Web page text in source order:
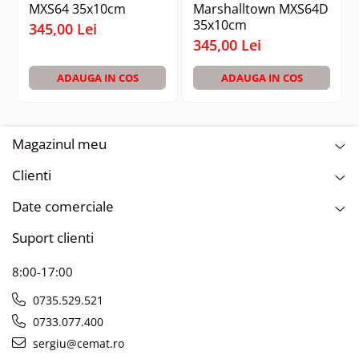
beton aerat, asigurând o suprafață netedă și
uniformă, gata pentru următoarele etape de
finisare. Datorită materialului ușor și
designului ergonomic, sunt potrivite atât
pentru profesioniști, cât și pentru amatori.
MXS64 35x10cm
345,00 Lei
ADAUGA IN COS
Marshalltown MXS64D
35x10cm
345,00 Lei
ADAUGA IN COS
Magazinul meu
Clienti
Date comerciale
Suport clienti
8:00-17:00
0735.529.521
0733.077.400
sergiu@cemat.ro